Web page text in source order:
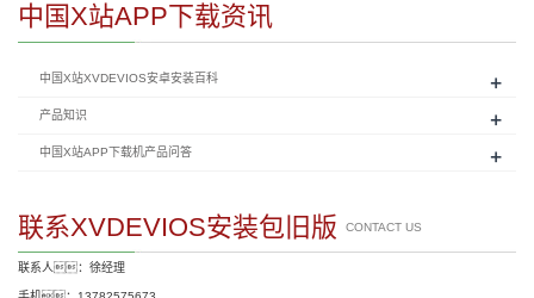
中国X站APP下载资讯
中国X站XVDEVIOS安卓安装百科 +
产品知识 +
中国X站APP下载机产品问答 +
联系XVDEVIOS安装包旧版 CONTACT US
联系人：徐经理